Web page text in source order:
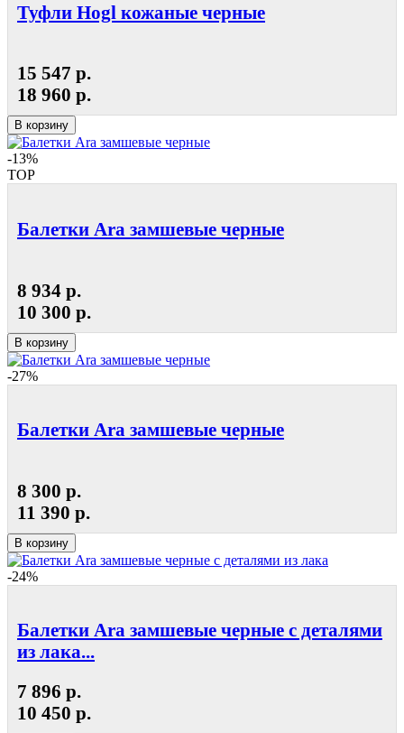
Туфли Hogl кожаные черные
15 547 р.
18 960 р.
В корзину
-13%
TOP
Балетки Ara замшевые черные
8 934 р.
10 300 р.
В корзину
-27%
Балетки Ara замшевые черные
8 300 р.
11 390 р.
В корзину
-24%
Балетки Ara замшевые черные с деталями
из лака...
7 896 р.
10 450 р.